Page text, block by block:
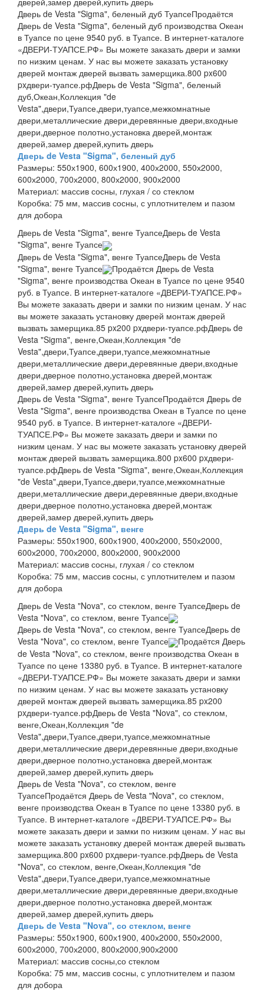
Дверь de Vesta "Sigma", беленый дуб ТуапсеПродаётся
Дверь de Vesta "Sigma", беленый дуб производства Океан
в Туапсе по цене 9540 руб. в Туапсе. В интернет-каталоге
«ДВЕРИ-ТУАПСЕ.РФ» Вы можете заказать двери и замки
по низким ценам. У нас вы можете заказать установку
дверей монтаж дверей вызвать замерщика.800 px600
pxдвери-туапсе.рфДверь de Vesta "Sigma", беленый
дуб,Океан,Коллекция "de
Vesta",двери,Туапсе,двери,туапсе,межкомнатные
двери,металлические двери,деревянные двери,входные
двери,дверное полотно,установка дверей,монтаж
дверей,замер дверей,купить дверь
Дверь de Vesta "Sigma", беленый дуб
Размеры: 550х1900, 600х1900, 400х2000, 550х2000,
600х2000, 700х2000, 800х2000, 900х2000
Материал: массив сосны, глухая / со стеклом
Коробка: 75 мм, массив сосны, с уплотнителем и пазом
для добора
Дверь de Vesta "Sigma", венге ТуапсеДверь de Vesta
"Sigma", венге Туапсе
Дверь de Vesta "Sigma", венге ТуапсеДверь de Vesta
"Sigma", венге Туапсе
Продаётся Дверь de Vesta
"Sigma", венге производства Океан в Туапсе по цене 9540
руб. в Туапсе. В интернет-каталоге «ДВЕРИ-ТУАПСЕ.РФ»
Вы можете заказать двери и замки по низким ценам. У нас
вы можете заказать установку дверей монтаж дверей
вызвать замерщика.85 px200 pxдвери-туапсе.рфДверь de
Vesta "Sigma", венге,Океан,Коллекция "de
Vesta",двери,Туапсе,двери,туапсе,межкомнатные
двери,металлические двери,деревянные двери,входные
двери,дверное полотно,установка дверей,монтаж
дверей,замер дверей,купить дверь
Дверь de Vesta "Sigma", венге ТуапсеПродаётся Дверь de
Vesta "Sigma", венге производства Океан в Туапсе по цене
9540 руб. в Туапсе. В интернет-каталоге «ДВЕРИ-
ТУАПСЕ.РФ» Вы можете заказать двери и замки по
низким ценам. У нас вы можете заказать установку дверей
монтаж дверей вызвать замерщика.800 px600 pxдвери-
туапсе.рфДверь de Vesta "Sigma", венге,Океан,Коллекция
"de Vesta",двери,Туапсе,двери,туапсе,межкомнатные
двери,металлические двери,деревянные двери,входные
двери,дверное полотно,установка дверей,монтаж
дверей,замер дверей,купить дверь
Дверь de Vesta "Sigma", венге
Размеры: 550х1900, 600х1900, 400х2000, 550х2000,
600х2000, 700х2000, 800х2000, 900х2000
Материал: массив сосны, глухая / со стеклом
Коробка: 75 мм, массив сосны, с уплотнителем и пазом
для добора
Дверь de Vesta "Nova", со стеклом, венге ТуапсеДверь de
Vesta "Nova", со стеклом, венге Туапсе
Дверь de Vesta "Nova", со стеклом, венге ТуапсеДверь de
Vesta "Nova", со стеклом, венге Туапсе
Продаётся Дверь
de Vesta "Nova", со стеклом, венге производства Океан в
Туапсе по цене 13380 руб. в Туапсе. В интернет-каталоге
«ДВЕРИ-ТУАПСЕ.РФ» Вы можете заказать двери и замки
по низким ценам. У нас вы можете заказать установку
дверей монтаж дверей вызвать замерщика.85 px200
pxдвери-туапсе.рфДверь de Vesta "Nova", со стеклом,
венге,Океан,Коллекция "de
Vesta",двери,Туапсе,двери,туапсе,межкомнатные
двери,металлические двери,деревянные двери,входные
двери,дверное полотно,установка дверей,монтаж
дверей,замер дверей,купить дверь
Дверь de Vesta "Nova", со стеклом, венге
ТуапсеПродаётся Дверь de Vesta "Nova", со стеклом,
венге производства Океан в Туапсе по цене 13380 руб. в
Туапсе. В интернет-каталоге «ДВЕРИ-ТУАПСЕ.РФ» Вы
можете заказать двери и замки по низким ценам. У нас вы
можете заказать установку дверей монтаж дверей вызвать
замерщика.800 px600 pxдвери-туапсе.рфДверь de Vesta
"Nova", со стеклом, венге,Океан,Коллекция "de
Vesta",двери,Туапсе,двери,туапсе,межкомнатные
двери,металлические двери,деревянные двери,входные
двери,дверное полотно,установка дверей,монтаж
дверей,замер дверей,купить дверь
Дверь de Vesta "Nova", со стеклом, венге
Размеры: 550х1900, 600х1900, 400х2000, 550х2000,
600х2000, 700х2000, 800х2000,900х2000
Материал: массив сосны,со стеклом
Коробка: 75 мм, массив сосны, с уплотнителем и пазом
для добора